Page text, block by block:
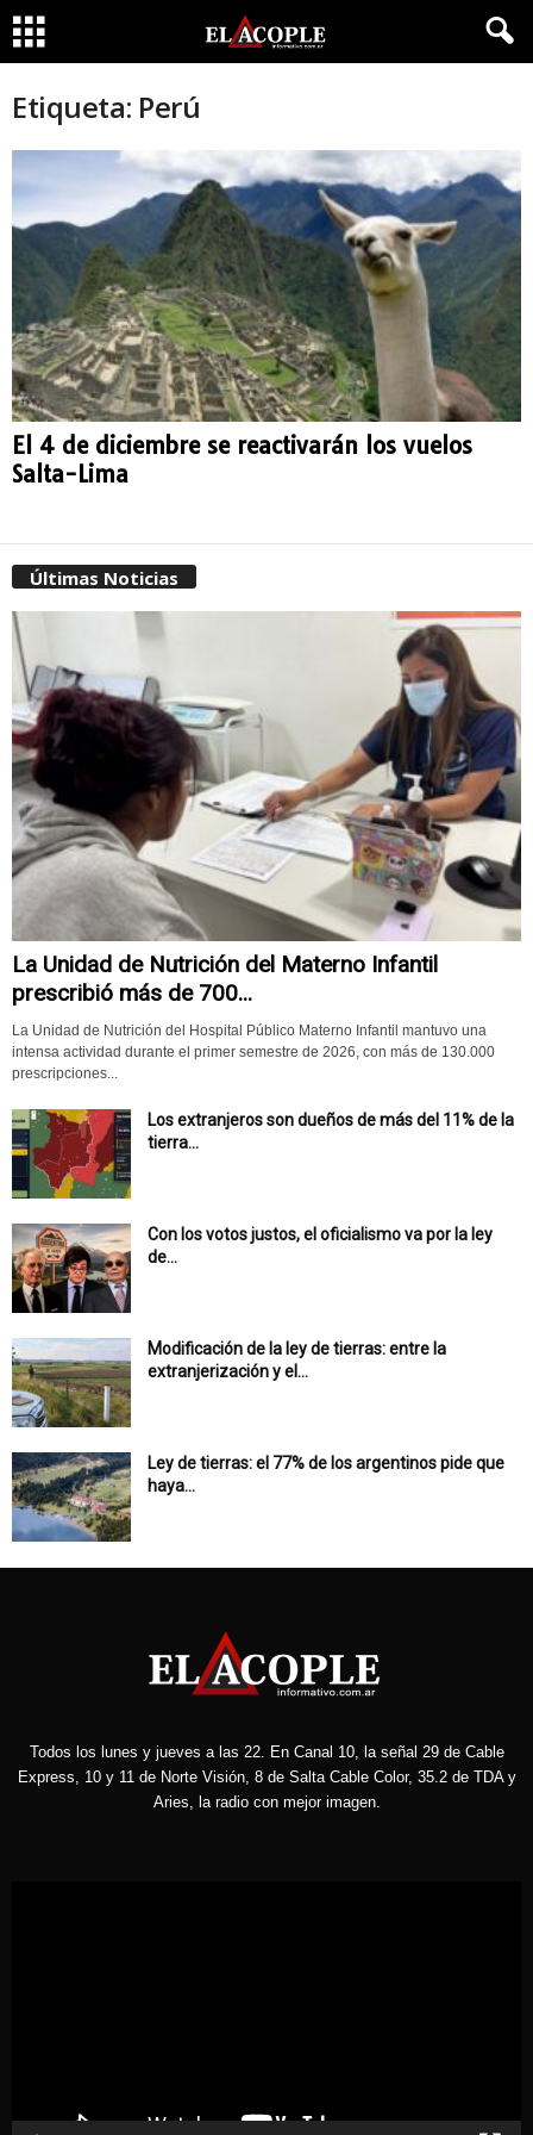
Etiqueta: Perú
El 4 de diciembre se reactivarán los vuelos
Salta-Lima
Últimas Noticias
La Unidad de Nutrición del Materno Infantil
prescribió más de 700...
La Unidad de Nutrición del Hospital Público Materno Infantil mantuvo una
intensa actividad durante el primer semestre de 2026, con más de 130.000
prescripciones...
Los extranjeros son dueños de más del 11% de la
tierra...
Con los votos justos, el oficialismo va por la ley
de...
Modificación de la ley de tierras: entre la
extranjerización y el...
Ley de tierras: el 77% de los argentinos pide que
haya...
Todos los lunes y jueves a las 22. En Canal 10, la señal 29 de Cable
Express, 10 y 11 de Norte Visión, 8 de Salta Cable Color, 35.2 de TDA y
Aries, la radio con mejor imagen.